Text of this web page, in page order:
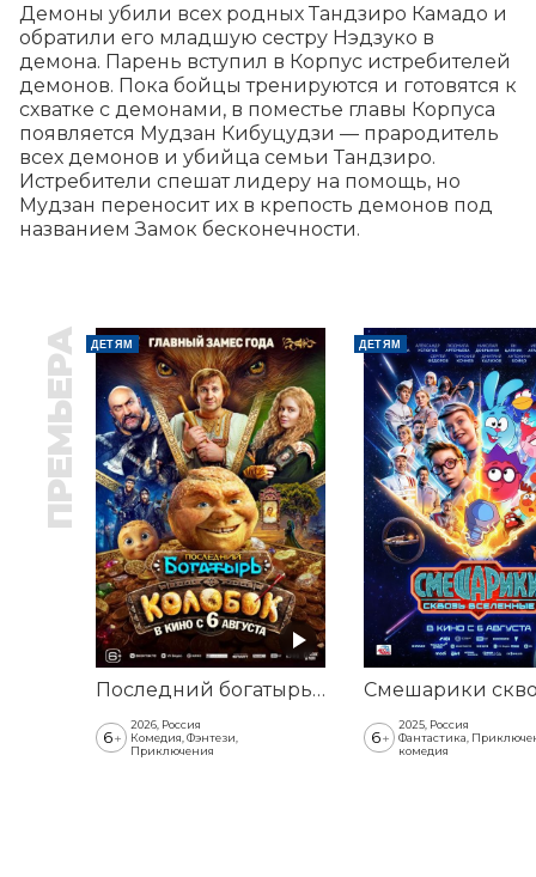
Демоны убили всех родных Тандзиро Камадо и
обратили его младшую сестру Нэдзуко в
демона. Парень вступил в Корпус истребителей
демонов. Пока бойцы тренируются и готовятся к
схватке с демонами, в поместье главы Корпуса
появляется Мудзан Кибуцудзи — прародитель
всех демонов и убийца семьи Тандзиро.
Истребители спешат лидеру на помощь, но
Мудзан переносит их в крепость демонов под
названием Замок бесконечности.
ПРЕМЬЕРА ДЕТЯМ
Последний богатырь. Колобок
6+
2026, Россия
Комедия, Фэнтези,
Приключения
ДЕТЯМ
6+
2025, Россия
Фантастика,
комедия